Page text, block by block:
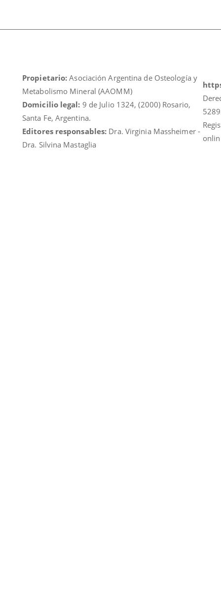
Propietario: Asociación Argentina de Osteología y
Metabolismo Mineral (AAOMM)
Domicilio legal: 9 de Julio 1324, (2000) Rosario,
Santa Fe, Argentina.
Editores responsables: Dra. Virginia Massheimer -
Dra. Silvina Mastaglia